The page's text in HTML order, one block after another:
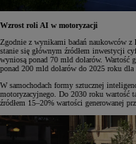
Wzrost roli AI w motoryzacji
Zgodnie z wynikami badań naukowców
stanie się głównym źródłem inwestycji
wyniosą ponad 70 mld dolarów. Wartość
ponad 200 mld dolarów do 2025 roku dla
W samochodach formy sztucznej
motoryzacyjnego. Do 2030 roku wartość
źródłem 15–20% wartości generowanej